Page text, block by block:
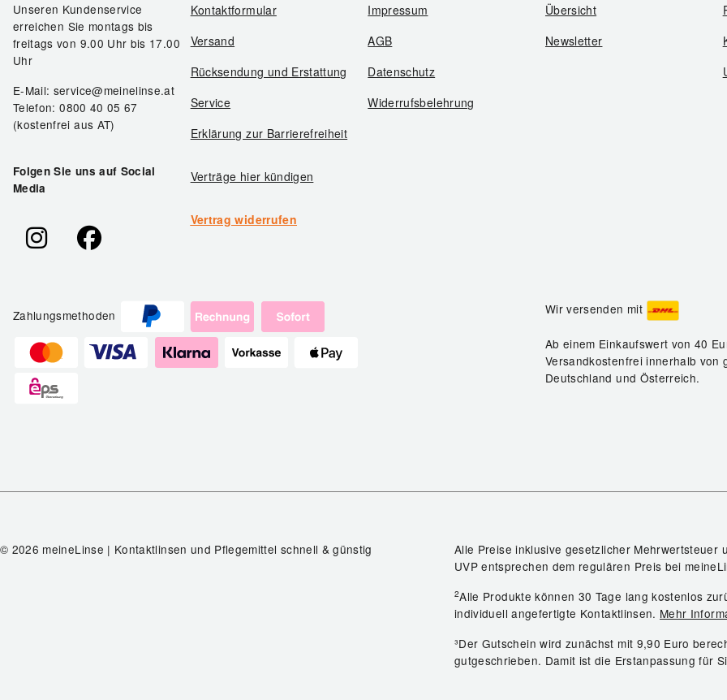
Unseren Kundenservice
erreichen Sie montags bis
freitags von 9.00 Uhr bis 17.00
Uhr
E-Mail: service@meinelinse.at
Telefon: 0800 40 05 67
(kostenfrei aus AT)
Folgen Sie uns auf Social
Media
Kontaktformular
Versand
Rücksendung und Erstattung
Service
Erklärung zur Barrierefreiheit
Verträge hier kündigen
Vertrag widerrufen
Impressum
AGB
Datenschutz
Widerrufsbelehrung
Übersicht
Newsletter
Zahlungsmethoden Wir versenden mit
Ab einem Einkaufswert von 40
Versandkostenfrei innerhalb von
Deutschland und Österreich.
© 2026 meineLinse | Kontaktlinsen und Pflegemittel schnell & günstig
Alle Preise inklusive gesetzlicher Mehrwertsteuer
UVP entsprechen dem regulären Preis bei
2Alle Produkte können 30 Tage lang kostenlos
individuell angefertigte Kontaktlinsen. Mehr
³Der Gutschein wird zunächst mit 9,90 Euro
gutgeschrieben. Damit ist die Erstanpassung für